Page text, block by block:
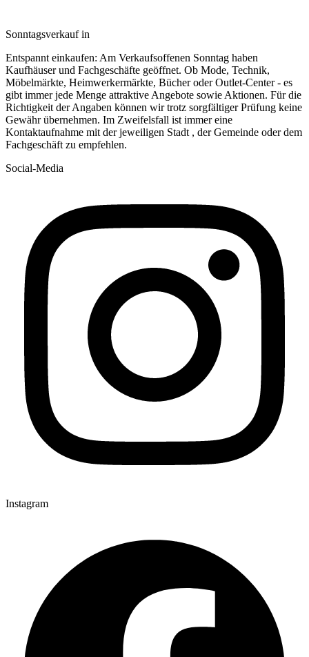
Sonntagsverkauf in
Entspannt einkaufen: Am Verkaufsoffenen Sonntag haben
Kaufhäuser und Fachgeschäfte geöffnet. Ob Mode, Technik,
Möbelmärkte, Heimwerkermärkte, Bücher oder Outlet-Center - es
gibt immer jede Menge attraktive Angebote sowie Aktionen. Für die
Richtigkeit der Angaben können wir trotz sorgfältiger Prüfung keine
Gewähr übernehmen. Im Zweifelsfall ist immer eine
Kontaktaufnahme mit der jeweiligen Stadt , der Gemeinde oder dem
Fachgeschäft zu empfehlen.
Social-Media
Instagram